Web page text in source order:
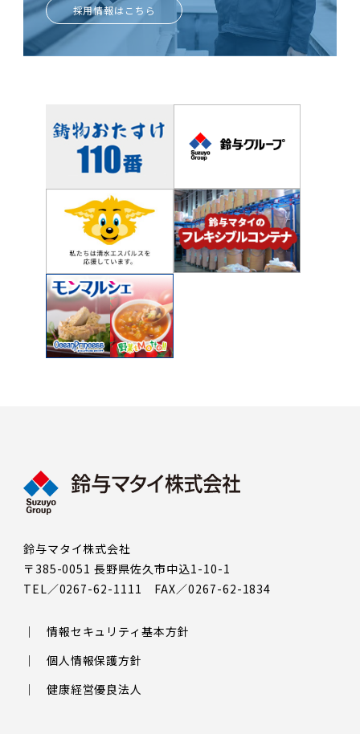
採用情報はこちら
鈴与マタイ株式会社
〒385-0051 長野県佐久市中込1-10-1
TEL／0267-62-1111 FAX／0267-62-1834
情報セキュリティ基本方針
個人情報保護方針
健康経営優良法人